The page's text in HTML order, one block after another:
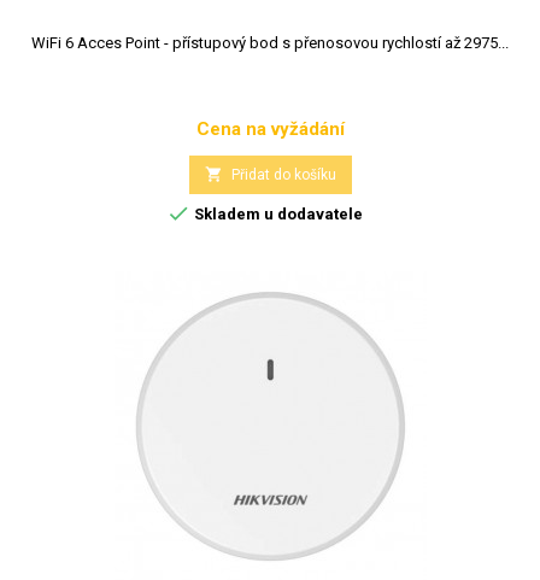
WiFi 6 Acces Point - přístupový bod s přenosovou rychlostí až 2975...
Cena
Cena na vyžádání
 Přidat do košíku
 Skladem u dodavatele